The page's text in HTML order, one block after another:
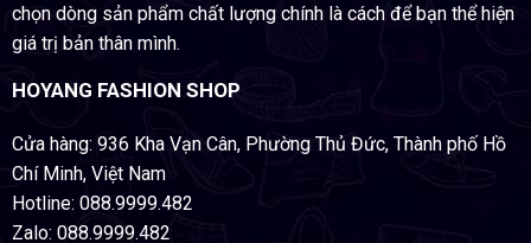
chọn dòng sản phẩm chất lượng chính là cách để bạn thể hiện
giá trị bản thân mình.
HOYANG FASHION SHOP
Cửa hàng: 936 Kha Vạn Cân, Phường Thủ Đức, Thành phố Hồ
Chí Minh, Việt Nam
Hotline: 088.9999.482
Zalo: 088.9999.482